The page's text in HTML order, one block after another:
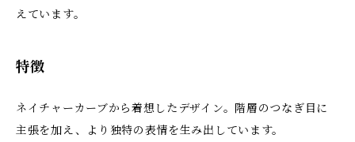
えています。
特徴
ネイチャーカーブから着想したデザイン。階層のつなぎ目に
主張を加え、より独特の表情を生み出しています。